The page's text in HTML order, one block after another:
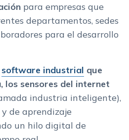
para empresas que
departamentos, sedes
para el desarrollo
software industrial que
los sensores del internet
industria inteligente),
de aprendizaje
un hilo digital de